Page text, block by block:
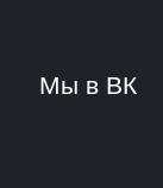
Мы в ВК